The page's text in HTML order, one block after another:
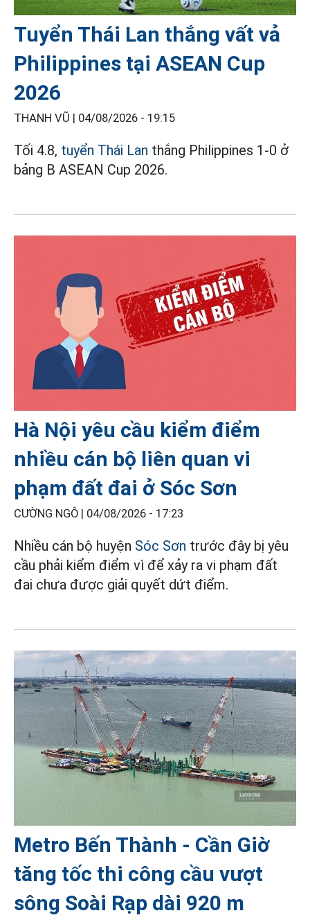
Tuyển Thái Lan thắng vất vả
Philippines tại ASEAN Cup
2026
THANH VŨ | 04/08/2026 - 19:15
Tối 4.8, tuyển Thái Lan thắng Philippines 1-0 ở
bảng B ASEAN Cup 2026.
Hà Nội yêu cầu kiểm điểm
nhiều cán bộ liên quan vi
phạm đất đai ở Sóc Sơn
CƯỜNG NGÔ | 04/08/2026 - 17:23
Nhiều cán bộ huyện Sóc Sơn trước đây bị yêu
cầu phải kiểm điểm vì để xảy ra vi phạm đất
đai chưa được giải quyết dứt điểm.
Metro Bến Thành - Cần Giờ
tăng tốc thi công cầu vượt
sông Soài Rạp dài 920 m